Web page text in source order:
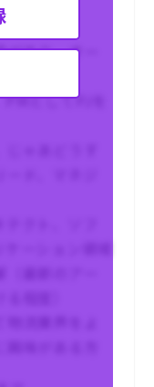
あり、オー
ける人
としてPJを